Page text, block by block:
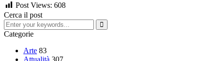
Post Views: 608
Cerca il post
Categorie
Arte 83